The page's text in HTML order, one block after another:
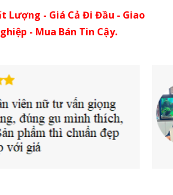
Lượng - Giá Cả Đi Đầu - Giao
- Mua Bán Tin Cậy.